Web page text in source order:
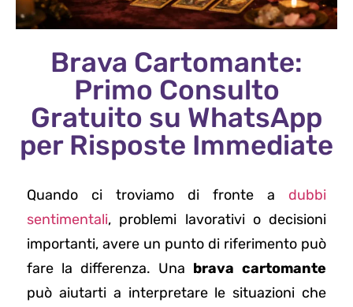
Brava Cartomante:
Primo Consulto
Gratuito su WhatsApp
per Risposte Immediate
Quando ci troviamo di fronte a dubbi
sentimentali, problemi lavorativi o decisioni
importanti, avere un punto di riferimento può
fare la differenza. Una brava cartomante
può aiutarti a interpretare le situazioni che